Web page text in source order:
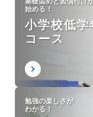
始める！
小学校低学
コース
勉強の楽しさが
わかる！